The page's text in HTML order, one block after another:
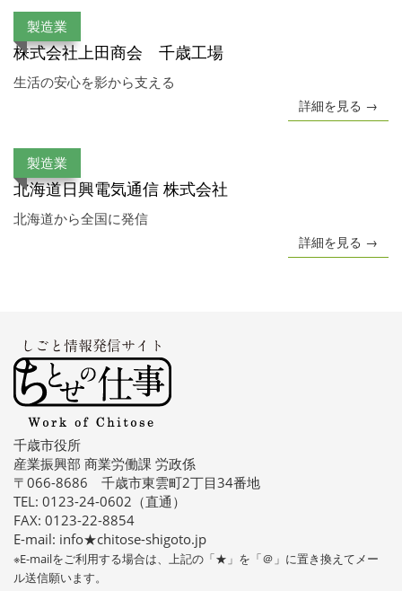
製造業
株式会社上田商会 千歳工場
生活の安心を影から支える
詳細を見る →
製造業
北海道日興電気通信 株式会社
北海道から全国に発信
詳細を見る →
千歳市役所
産業振興部 商業労働課 労政係
〒066-8686 千歳市東雲町2丁目34番地
TEL: 0123-24-0602（直通）
FAX: 0123-22-8854
E-mail: info★chitose-shigoto.jp
※E-mailをご利用する場合は、上記の「★」を「＠」に置き換えてメー
ル送信願います。